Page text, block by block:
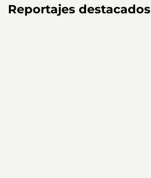
Reportajes destacados